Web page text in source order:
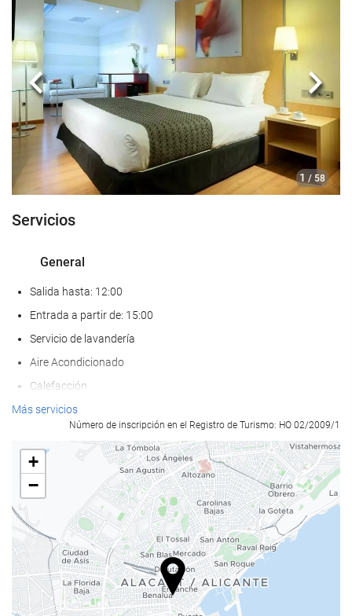
1 / 58
Anterior
Servicios
General
Salida hasta: 12:00
Entrada a partir de: 15:00
Servicio de lavandería
Aire Acondicionado
Calefacción
Ascensor
Adaptado para personas con movilidad reducida
Habitaciones No fumadores
Hotel no fumadores
Habitaciones hipoalergénicas
No admite mascotas
Comida y bebida
Restaurante a la carta
Más servicios
Número de inscripción en el Registro de Turismo: HO 02/2009/1
+
−